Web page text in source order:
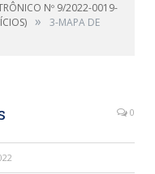
Nº 9/2022-0019-
»
3-MAPA DE
0